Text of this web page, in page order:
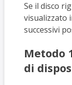
Se il disco
visualizzato
successivi
Metodo
di